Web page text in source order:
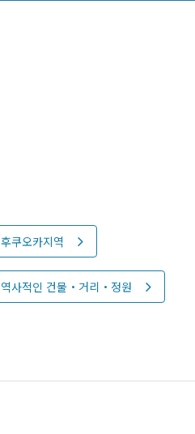
후쿠오카지역
역사적인 건물・거리・정원